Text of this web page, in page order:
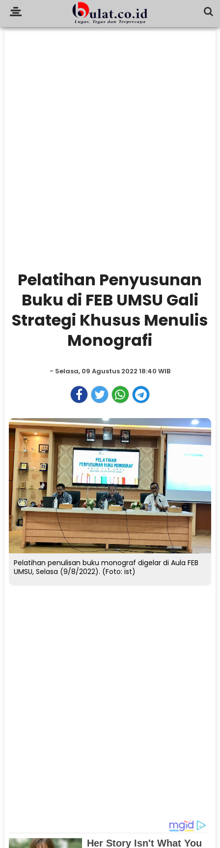
Pelatihan Penyusunan
Buku di FEB UMSU Gali
Strategi Khusus Menulis
Monografi
- Selasa, 09 Agustus 2022 18:40 WIB
Pelatihan penulisan buku monograf digelar di Aula FEB
UMSU, Selasa (9/8/2022). (Foto: ist)